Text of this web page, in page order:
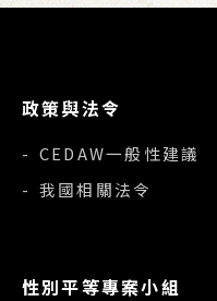
政策與法令
- CEDAW一般性建議
- 我國相關法令
性別平等專案小組